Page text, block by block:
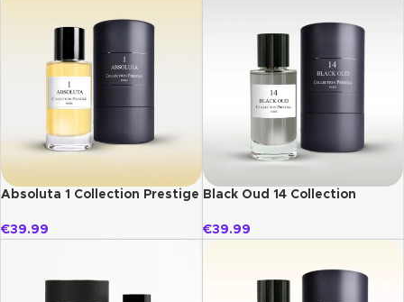
Absoluta 1 Collection Prestige
€39.99
Black Oud 14 Collection
€39.99